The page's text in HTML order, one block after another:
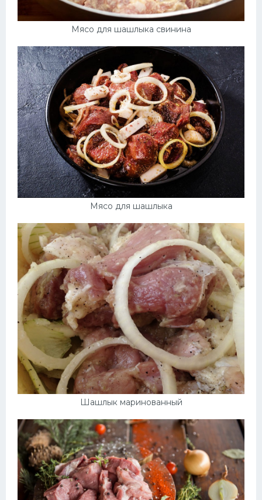
Мясо для шашлыка свинина
Мясо для шашлыка
Шашлык маринованный
Салат
Десерт
Напитки
Дизайн комнаты